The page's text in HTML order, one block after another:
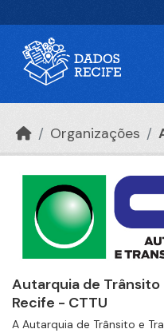
Organizações
Autarquia de
Recife - CTTU
A Autarquia de Trânsito e